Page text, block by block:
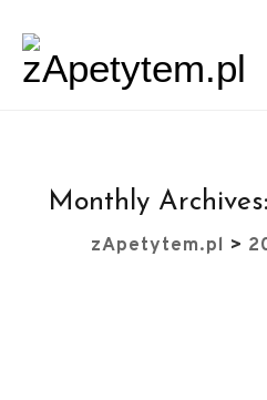
Monthly Archives:
zApetytem.pl >